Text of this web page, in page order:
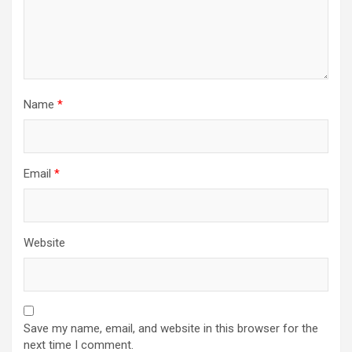
Name *
Email *
Website
Save my name, email, and website in this browser for the
next time I comment.